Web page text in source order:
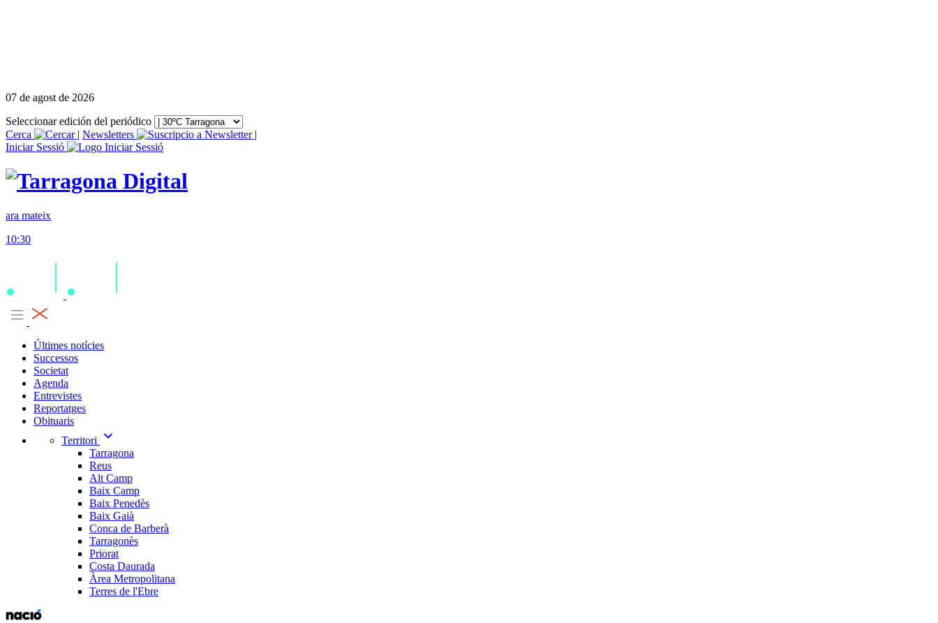
07 de agost de 2026
Seleccionar edición del periódico
Cerca
| Newsletters
|
Iniciar Sessió
ara mateix
10:30
Últimes notícies
Successos
Societat
Agenda
Entrevistes
Reportatges
Obituaris
Territori
expand_more
Tarragona
Reus
Alt Camp
Baix Camp
Baix Penedès
Baix Gaià
Conca de Barberà
Tarragonès
Priorat
Costa Daurada
Àrea Metropolitana
Terres de l'Ebre